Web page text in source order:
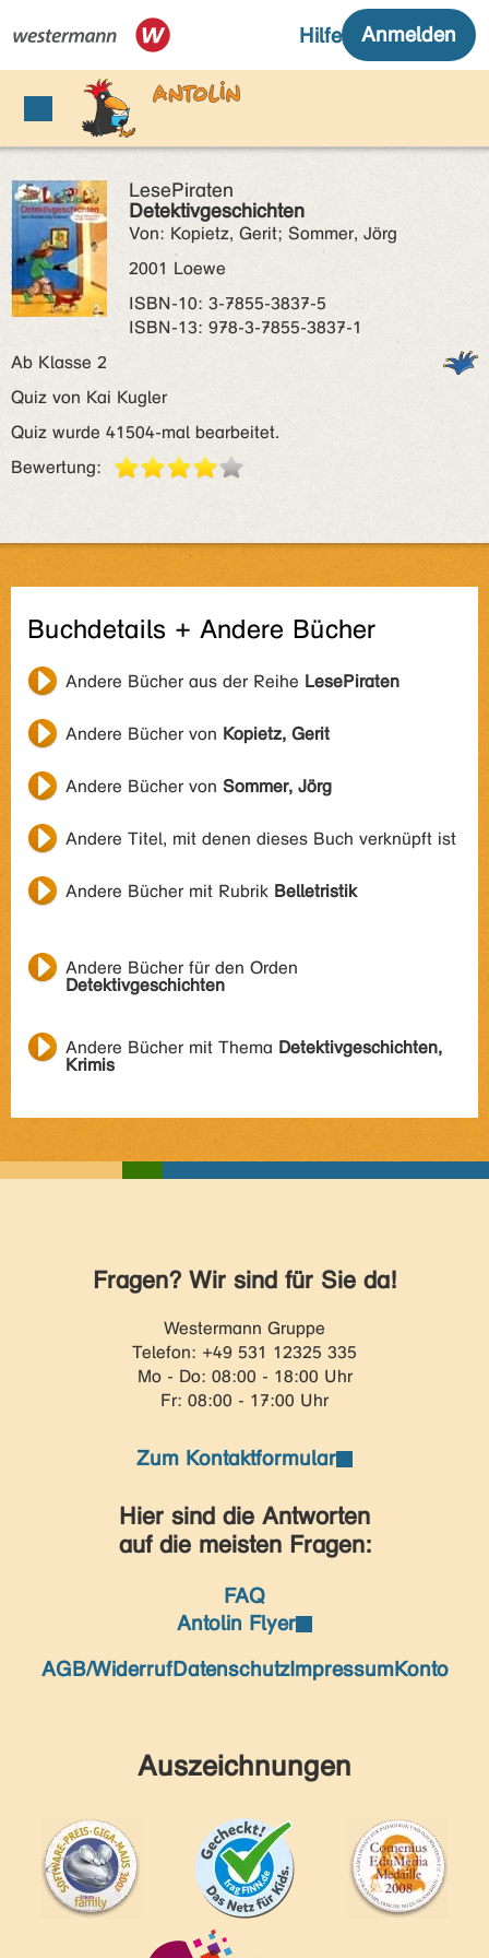
LesePiraten
Detektivgeschichten
Von: Kopietz, Gerit; Sommer, Jörg
2001 Loewe
ISBN‑10: 3-7855-3837-5
ISBN‑13: 978-3-7855-3837-1
Ab Klasse 2
Quiz von Kai Kugler
Quiz wurde 41504-mal bearbeitet.
Bewertung:
Buchdetails + Andere Bücher
Andere Bücher aus der Reihe LesePiraten
Andere Bücher von Kopietz, Gerit
Andere Bücher von Sommer, Jörg
Andere Titel, mit denen dieses Buch verknüpft ist
Andere Bücher mit Rubrik Belletristik
Andere Bücher für den Orden
Detektivgeschichten
Andere Bücher mit Thema Detektivgeschichten,
Krimis